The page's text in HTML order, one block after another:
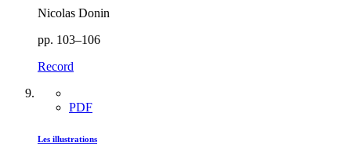
Nicolas Donin
pp. 103–106
Record
PDF
Les illustrations